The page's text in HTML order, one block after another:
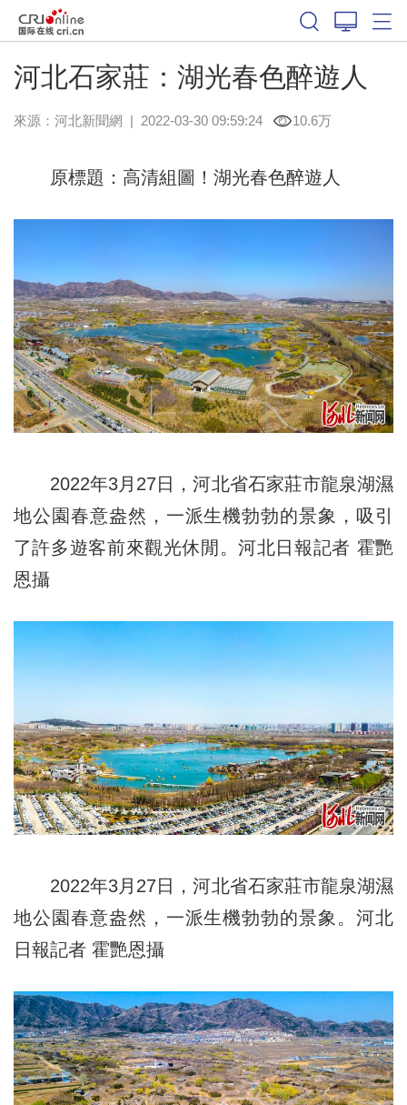
河北石家莊：湖光春色醉遊人
來源： 河北新聞網 | 2022-03-30 09:59:24 10.6万
原標題：高清組圖！湖光春色醉遊人
2022年3月27日，河北省石家莊市龍泉湖濕
地公園春意盎然，一派生機勃勃的景象，吸引
了許多遊客前來觀光休閒。河北日報記者 霍艷
恩攝
2022年3月27日，河北省石家莊市龍泉湖濕
地公園春意盎然，一派生機勃勃的景象。河北
日報記者 霍艷恩攝